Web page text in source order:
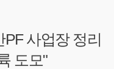
사업장 정리
도모"